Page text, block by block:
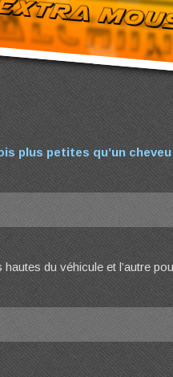
plus petites qu’un
du véhicule et l’autre